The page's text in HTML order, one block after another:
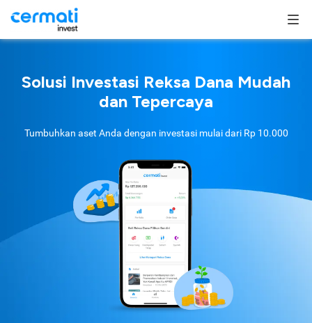
Solusi Investasi Reksa Dana Mudah
dan Tepercaya
Tumbuhkan aset Anda dengan investasi mulai dari Rp 10.000